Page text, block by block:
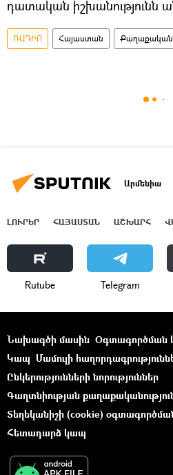
դատական իշխանությունն
ՌԱԴԻՈ Հայաստան
Արմենիա
ԼՈՒՐԵՐ ՀԱՅԱՍՏԱՆ ԱՇԽԱՐՀ
Rutube Telegram
Նախագծի մասին Օգտագործման
Կապ Մամուլի
Ընկերությունների նորություններ
Գաղտնիության
Տեղեկանիշի (cookie)
Հետադարձ կապ